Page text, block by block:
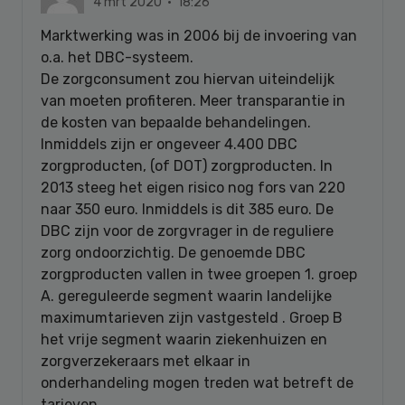
Marktwerking was in 2006 bij de invoering van
o.a. het DBC-systeem.
De zorgconsument zou hiervan uiteindelijk
van moeten profiteren. Meer transparantie in
de kosten van bepaalde behandelingen.
Inmiddels zijn er ongeveer 4.400 DBC
zorgproducten, (of DOT) zorgproducten. In
2013 steeg het eigen risico nog fors van 220
naar 350 euro. Inmiddels is dit 385 euro. De
DBC zijn voor de zorgvrager in de reguliere
zorg ondoorzichtig. De genoemde DBC
zorgproducten vallen in twee groepen 1. groep
A. gereguleerde segment waarin landelijke
maximumtarieven zijn vastgesteld . Groep B
het vrije segment waarin ziekenhuizen en
zorgverzekeraars met elkaar in
onderhandeling mogen treden wat betreft de